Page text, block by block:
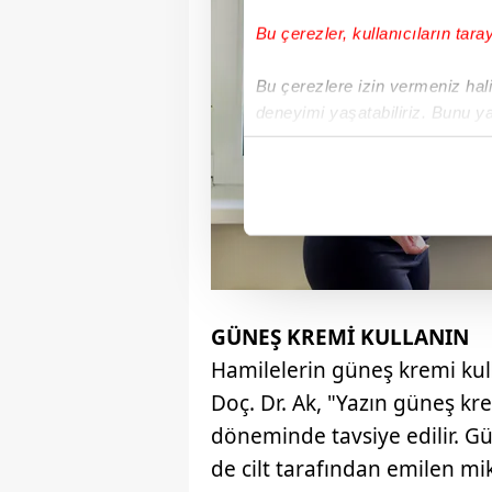
Bu çerezler, kullanıcıların
Bu çerezlere izin vermeniz
deneyimi yaşatabiliriz. Bunu
içerikleri sunabilmek adına
Sizlere daha iyi bir hizmet
çerezler vasıtasıyla çeşitli
amacıyla kullanılmaktadır.
reklam/pazarlama faaliyetlerinin
Çerezlere ilişkin tercihlerinizi
butonuna tıklayabilir, Çerez
6698 sayılı Kişisel Verilerin
GÜNEŞ KREMİ KULLANIN
Hamilelerin güneş kremi
Doç. Dr. Ak, "Yazın güneş
döneminde tavsiye edilir.
de cilt tarafından emilen